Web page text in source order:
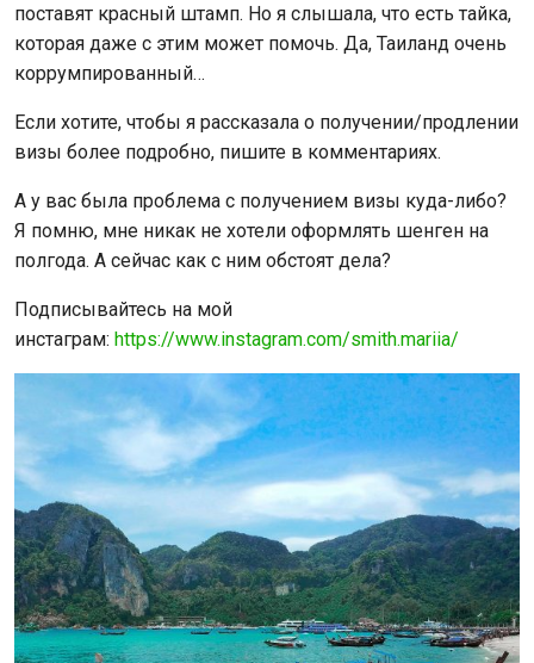
поставят красный штамп. Но я слышала, что есть тайка,
которая даже с этим может помочь. Да, Таиланд очень
коррумпированный…
Если хотите, чтобы я рассказала о получении/продлении
визы более подробно, пишите в комментариях.
А у вас была проблема с получением визы куда-либо?
Я помню, мне никак не хотели оформлять шенген на
полгода. А сейчас как с ним обстоят дела?
Подписывайтесь на мой
инстаграм: https://www.instagram.com/smith.mariia/